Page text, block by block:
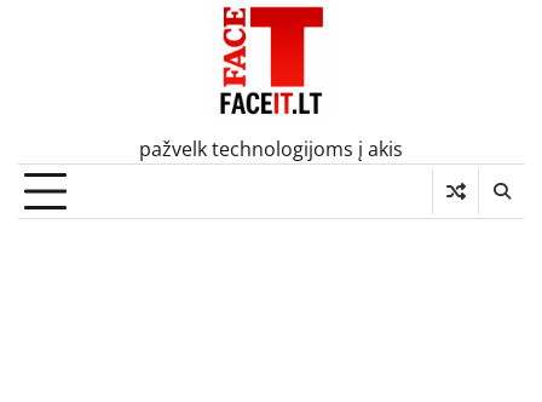
pažvelk technologijoms į akis